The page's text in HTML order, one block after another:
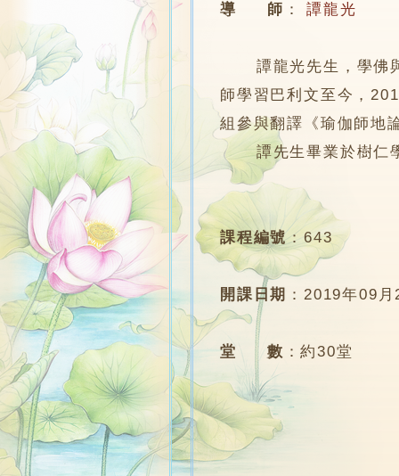
導 師 ： 譚龍光
譚龍光先生，學佛與
師學習巴利文至今，
組參與翻譯《瑜伽師地
譚先生畢業於樹仁學
課程編號：643
開課日期 ：2019年09月
堂 數 ：約30堂